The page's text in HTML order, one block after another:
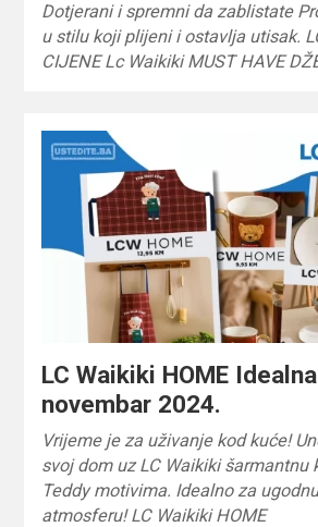
Dotjerani i spremni da zablistate
u stilu koji plijeni i ostavlja utisak.
CIJENE Lc Waikiki MUST HAVE
LC Waikiki HOME
novembar 2024.
Vrijeme je za uživanje kod kuće!
svoj dom uz LC Waikiki šarmantnu
Teddy motivima. Idealno za
atmosferu! LC Waikiki HOME